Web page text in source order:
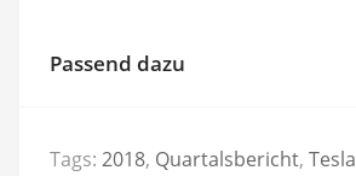
Passend dazu
Tags: 2018, Quartalsbericht, Tesla